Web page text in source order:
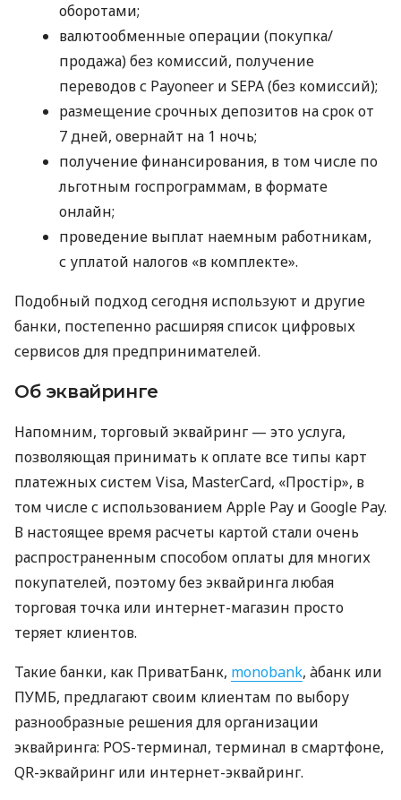
оборотами;
валютообменные операции (покупка/
продажа) без комиссий, получение
переводов с Payoneer и SEPA (без комиссий);
размещение срочных депозитов на срок от
7 дней, овернайт на 1 ночь;
получение финансирования, в том числе по
льготным госпрограммам, в формате
онлайн;
проведение выплат наемным работникам,
с уплатой налогов «в комплекте».
Подобный подход сегодня используют и другие
банки, постепенно расширяя список цифровых
сервисов для предпринимателей.
Об эквайринге
Напомним, торговый эквайринг — это услуга,
позволяющая принимать к оплате все типы карт
платежных систем Visa, MasterCard, «Простір», в
том числе с использованием Apple Pay и Google Pay.
В настоящее время расчеты картой стали очень
распространенным способом оплаты для многих
покупателей, поэтому без эквайринга любая
торговая точка или интернет-магазин просто
теряет клиентов.
Такие банки, как ПриватБанк, monobank, àбанк или
ПУМБ, предлагают своим клиентам по выбору
разнообразные решения для организации
эквайринга: POS-терминал, терминал в смартфоне,
QR-эквайринг или интернет-эквайринг.